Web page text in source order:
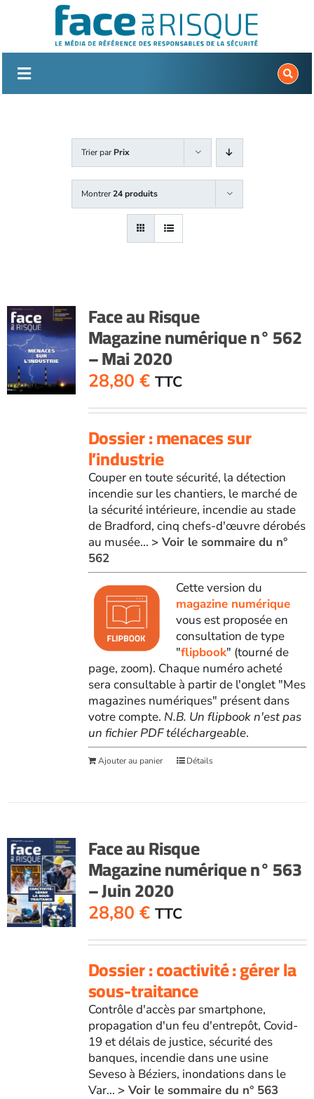
Trier parPrix
Montrer24 produits
Face au Risque
Magazine numérique n° 562
– Mai 2020
28,80 € TTC
Dossier : menaces sur
l’industrie
Couper en toute sécurité, la détection
incendie sur les chantiers, le marché de
la sécurité intérieure, incendie au stade
de Bradford, cinq chefs-d'œuvre dérobés
au musée... > Voir le sommaire du n°
562
Cette version du
magazine numérique
vous est proposée en
consultation de type
"flipbook" (tourné de
page, zoom). Chaque numéro acheté
sera consultable à partir de l'onglet "Mes
magazines numériques" présent dans
votre compte. N.B. Un flipbook n'est pas
un fichier PDF téléchargeable.
Ajouter au panier Détails
Face au Risque
Magazine numérique n° 563
– Juin 2020
28,80 € TTC
Dossier : coactivité : gérer la
sous-traitance
Contrôle d'accès par smartphone,
propagation d'un feu d'entrepôt, Covid-
19 et délais de justice, sécurité des
banques, incendie dans une usine
Seveso à Béziers, inondations dans le
Var... > Voir le sommaire du n° 563